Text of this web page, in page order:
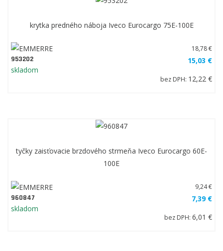
krytka predného náboja Iveco Eurocargo 75E-100E
953202
skladom
18,78 €
15,03 €
bez DPH: 12,22 €
tyčky zaisťovacie brzdového strmeňa Iveco Eurocargo 60E-
100E
960847
skladom
9,24 €
7,39 €
bez DPH: 6,01 €